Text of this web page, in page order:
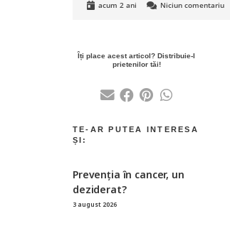
acum 2 ani Niciun comentariu
Prevenția ȋn cancer, un
deziderat?
3 august 2026